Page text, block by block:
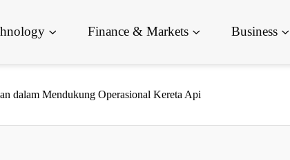
Finance & Markets Business
dalam Mendukung Operasional Kereta Api